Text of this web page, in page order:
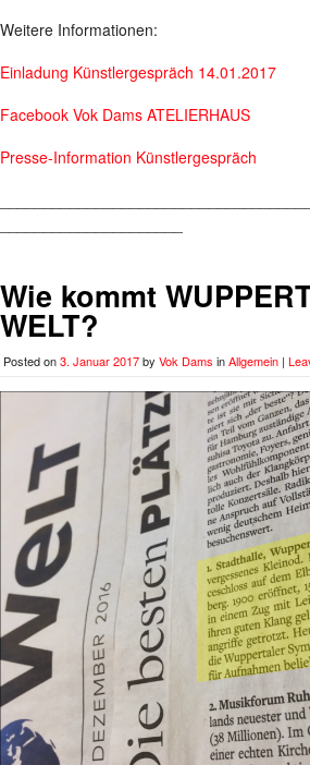
Weitere Informationen:
Einladung Künstlergespräch 14.01.2017
Facebook Vok Dams ATELIERHAUS
Presse-Information Künstlergespräch
Wie kommt
WELT?
Posted on3. Januar 2017by Vok Dams inAllgemein |